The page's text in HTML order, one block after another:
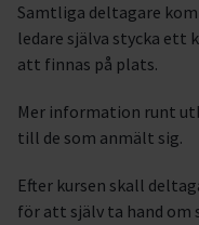
Samtliga deltagare
ledare själva stycka
att finnas på plats.
Mer information runt
till de som anmält sig.
Efter kursen skall
för att själv ta hand